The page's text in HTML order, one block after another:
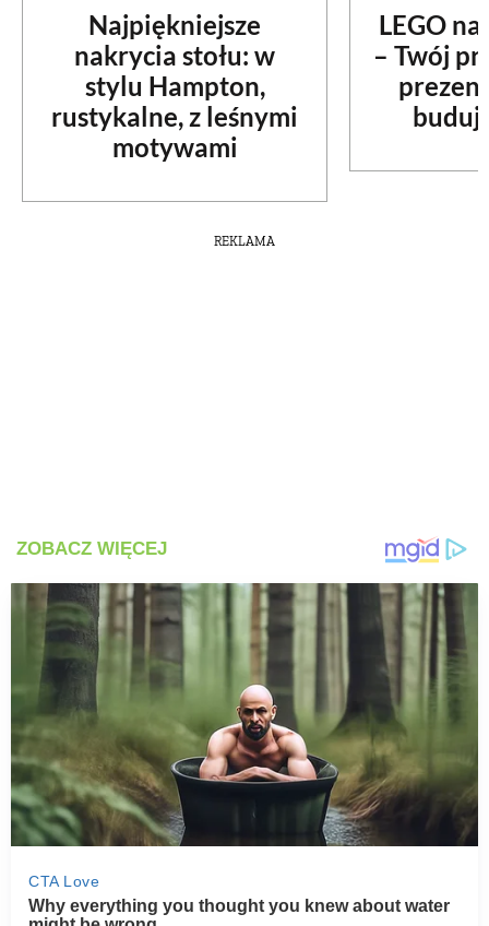
Najpiękniejsze
nakrycia stołu: w
stylu Hampton,
rustykalne, z leśnymi
motywami
LEGO
– Twój
REKLAMA
INNE